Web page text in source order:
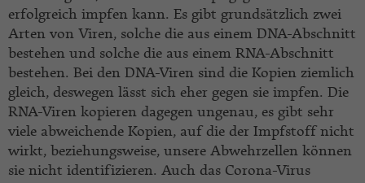
erfolgreich impfen kann. Es gibt grundsätzlich zwei
Arten von Viren, solche die aus einem DNA-Abschnitt
bestehen und solche die aus einem RNA-Abschnitt
bestehen. Bei den DNA-Viren sind die Kopien ziemlich
gleich, deswegen lässt sich eher gegen sie impfen. Die
RNA-Viren kopieren dagegen ungenau, es gibt sehr
viele abweichende Kopien, auf die der Impfstoff nicht
wirkt, beziehungsweise, unsere Abwehrzellen können
sie nicht identifizieren. Auch das Corona-Virus